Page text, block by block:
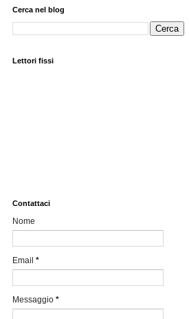
Cerca nel blog
Lettori fissi
Contattaci
Nome
Email *
Messaggio *